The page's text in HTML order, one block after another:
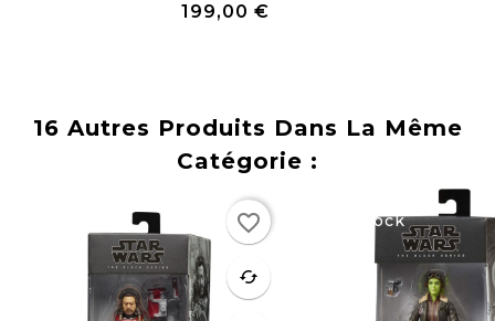
199,00 €
16 Autres Produits Dans La Même
Catégorie :
favorite
cached
favorite_border
de stock